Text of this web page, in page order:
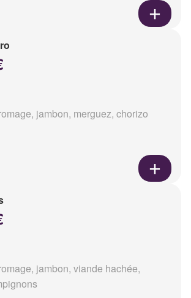
jambon, merguez, chorizo
jambon, viande hachée,